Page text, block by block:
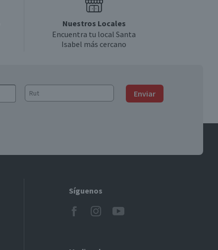
Nuestros Locales
Encuentra tu local Santa
Isabel más cercano
Enviar
Síguenos